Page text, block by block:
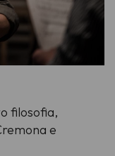
filosofia,
e